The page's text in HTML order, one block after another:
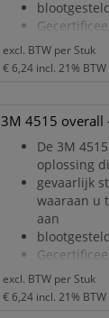
voor
(PPE)
deeltjes en
spetters
Stevig,
excl. BTW per Stuk
€ 6,24 incl. 21% BTW
3M 4515 overall
De 3M
oplossing
gevaarlijk
waaraan u
aan
voor
(PPE)
excl. BTW per Stuk
€ 6,24 incl. 21% BTW